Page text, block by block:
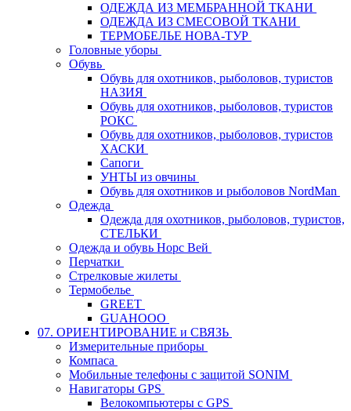
ОДЕЖДА ИЗ МЕМБРАННОЙ ТКАНИ
ОДЕЖДА ИЗ СМЕСОВОЙ ТКАНИ
ТЕРМОБЕЛЬЕ НОВА-ТУР
Головные уборы
Обувь
Обувь для охотников, рыболовов, туристов
НАЗИЯ
Обувь для охотников, рыболовов, туристов
РОКС
Обувь для охотников, рыболовов, туристов
ХАСКИ
Сапоги
УНТЫ из овчины
Обувь для охотников и рыболовов NordMan
Одежда
Одежда для охотников, рыболовов, туристов,
СТЕЛЬКИ
Одежда и обувь Норс Вей
Перчатки
Стрелковые жилеты
Термобелье
GREET
GUAHOOO
07. ОРИЕНТИРОВАНИЕ и СВЯЗЬ
Измерительные приборы
Компаса
Мобильные телефоны с защитой SONIM
Навигаторы GPS
Велокомпьютеры с GPS